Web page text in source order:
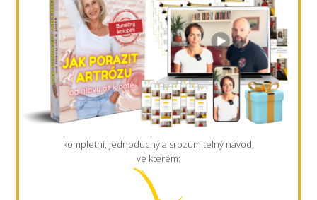
kompletní, jednoduchý a srozumitelný návod,
ve kterém: